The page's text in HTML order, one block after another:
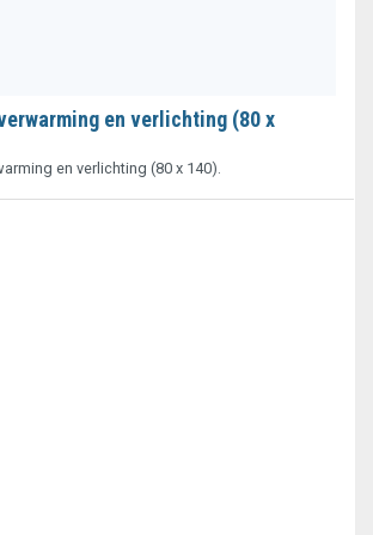
en verlichting (80 x
en verlichting (80 x 140).